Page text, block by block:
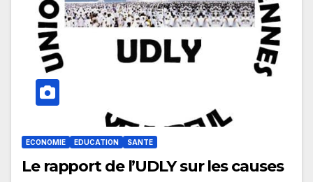
ECONOMIE EDUCATION SANTE
Le rapport de l’UDLY sur les causes